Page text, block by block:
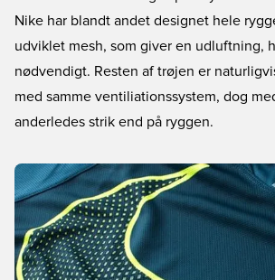
Nike har blandt andet designet hele
udviklet mesh, som giver en udluftning,
nødvendigt. Resten af trøjen er
med samme ventiliationssystem, dog
anderledes strik end på ryggen.